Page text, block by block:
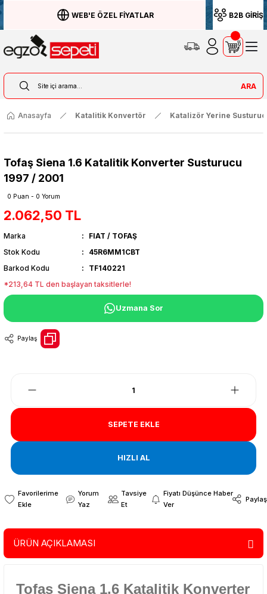
WEB'E ÖZEL FİYATLAR B2B GİRİŞ
ARA
Anasayfa Katalitik Konvertör Katalizör Yerine
Tofaş Siena 1.6 Katalitik Konverter Susturucu
1997 / 2001
0 Puan - 0 Yorum
2.062,50 TL
Marka
FIAT / TOFAŞ
Stok Kodu
45R6MM1CBT
Barkod Kodu
TF140221
*213,64 TL den başlayan taksitlerle!
Uzmana Sor
Paylaş
SEPETE EKLE
HIZLI AL
Yorum
Yaz
Tavsiye
Et
Fiyatı Düşünce Haber
Ver
Paylaş
ÜRÜN AÇIKLAMASI
Tofaş Siena 1.6 Katalitik Konverter